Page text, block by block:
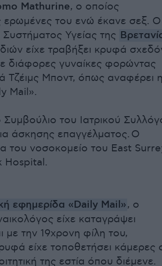
Mathurine, o οποίος
ερωμένες του ενώ έκανε σεξ. Ο
Υγείας της
είχε τραβήξει κρυφά
διάφορες γυναίκες φορώντας
Τζέιμς Μποντ, όπως αναφέρει
Mail».
του Ιατρικού
άσκησης επαγγέλματος. Ο
του νοσοκομείο του East
Hospital.
εφημερίδα «Daily Mail», o
είχε καταγράψει
με την 19χρονη φίλη του,
είχε τοποθετήσει κάμερες
της εστία όπου διέμενε.